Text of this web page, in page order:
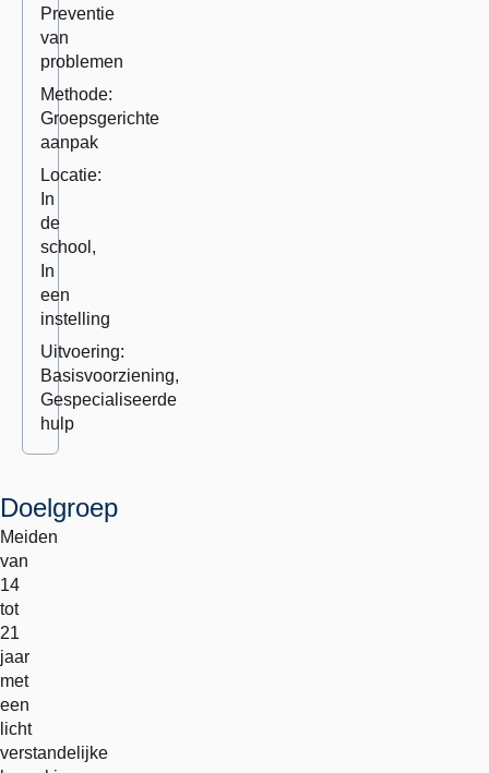
Preventie
van
problemen
Methode:
Groepsgerichte
aanpak
Locatie:
In
de
school,
In
een
instelling
Uitvoering:
Basisvoorziening,
Gespecialiseerde
hulp
Doelgroep
Meiden
van
14
tot
21
jaar
met
een
licht
verstandelijke